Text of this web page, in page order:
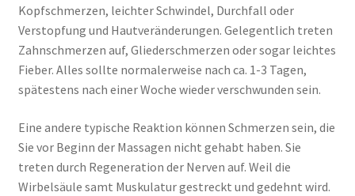
Kopfschmerzen, leichter Schwindel, Durchfall oder
Verstopfung und Hautveränderungen. Gelegentlich treten
Zahnschmerzen auf, Gliederschmerzen oder sogar leichtes
Fieber. Alles sollte normalerweise nach ca. 1-3 Tagen,
spätestens nach einer Woche wieder verschwunden sein.
Eine andere typische Reaktion können Schmerzen sein, die
Sie vor Beginn der Massagen nicht gehabt haben. Sie
treten durch Regeneration der Nerven auf. Weil die
Wirbelsäule samt Muskulatur gestreckt und gedehnt wird.